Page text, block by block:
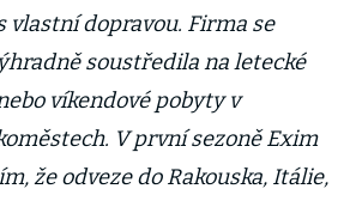
vlastní dopravou. Firma se
soustředila na letecké
víkendové pobyty v
V první sezoně Exim
že odveze do Rakouska, Itálie,